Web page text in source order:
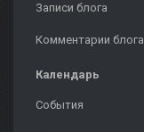
Записи блога
Комментарии блога
Календарь
События